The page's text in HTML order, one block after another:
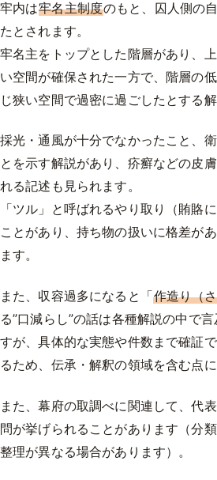
牢内は牢名主制度のもと、囚人側の
たとされます。
牢名主をトップとした階層があり、
い空間が確保された一方で、階層の
じ狭い空間で過密に過ごしたとする解
採光・通風が十分でなかったこと、
とを示す解説があり、疥癬などの皮
れる記述も見られます。
「ツル」と呼ばれるやり取り（賄賂
ことがあり、持ち物の扱いに格差が
ます。
また、収容過多になると「作造り（
る”口減らし”の話は各種解説の中で
すが、具体的な実態や件数まで確証
るため、伝承・解釈の領域を含む点
また、幕府の取調べに関連して、代
問が挙げられることがあります（分
整理が異なる場合があります）。